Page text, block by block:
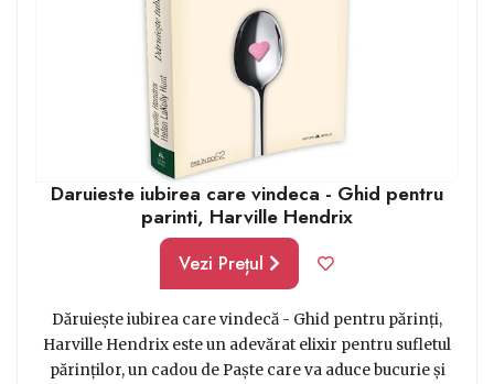
Daruieste iubirea care vindeca - Ghid pentru
parinti, Harville Hendrix
Vezi Prețul
Dăruiește iubirea care vindecă - Ghid pentru părinți,
Harville Hendrix este un adevărat elixir pentru sufletul
părinților, un cadou de Paște care va aduce bucurie și